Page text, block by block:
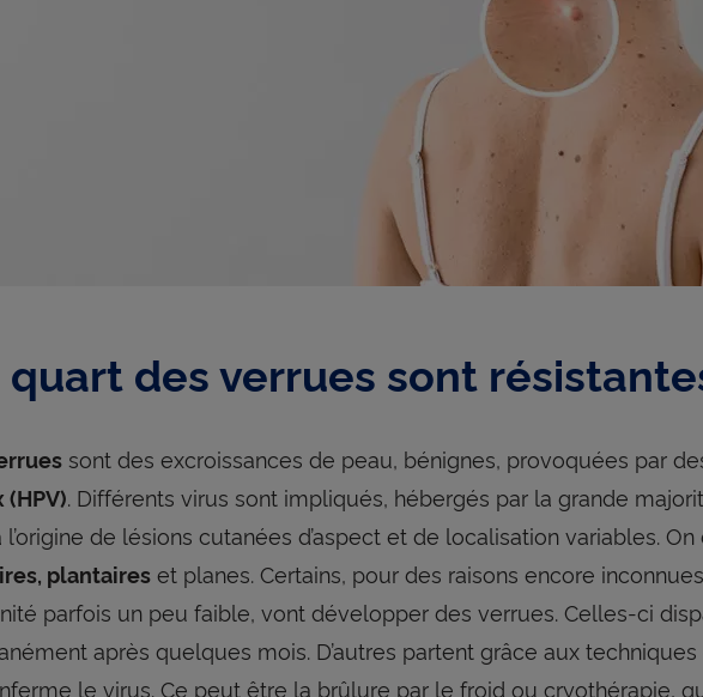
quart des verrues sont
sont des excroissances de peau, bénignes, provoquées par
. Différents virus sont impliqués, hébergés par la grande
l’origine de lésions cutanées d’aspect et de localisation variables.
plantaires et planes. Certains, pour des raisons encore
parfois un peu faible, vont développer des verrues. Celles-ci
après quelques mois. D’autres partent grâce aux
le virus. Ce peut être la brûlure par le froid ou cryothérapie,